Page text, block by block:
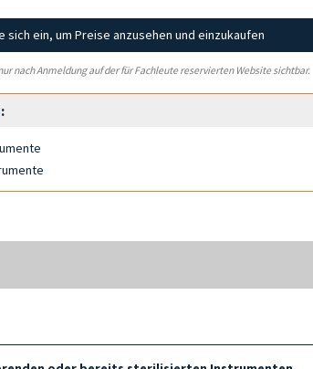
sich ein, um Preise anzusehen und einzukaufen
nach Anmeldung auf der für Fachleute reservierten Website sichtbar.